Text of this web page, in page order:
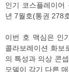
인기 코스플레이어
년 7월호(통권 278
이번 호 맥심은 인
콜라보레이션 화보
의 특성과 의상 콘
모델이 각기 다른